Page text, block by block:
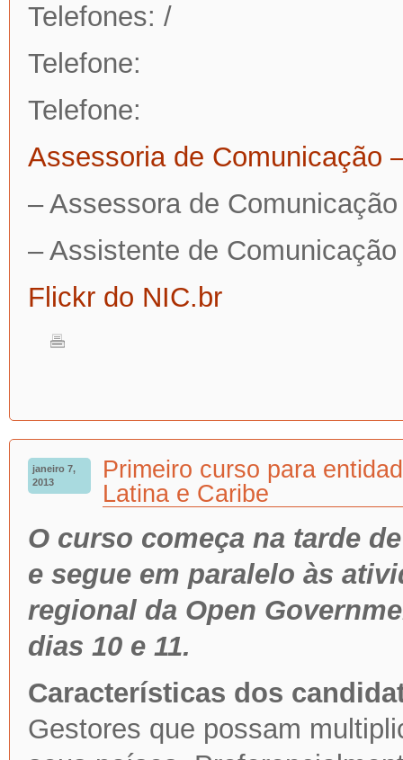
Telefones: /
Telefone:
Telefone:
Assessoria de Comunicação
– Assessora de Comunicação
– Assistente de Comunicação
Flickr do NIC.br
janeiro 7,
2013
Primeiro curso para
Latina e Caribe
O curso começa na tarde
e segue em paralelo às
regional da Open
dias 10 e 11.
Características dos
Gestores que possam